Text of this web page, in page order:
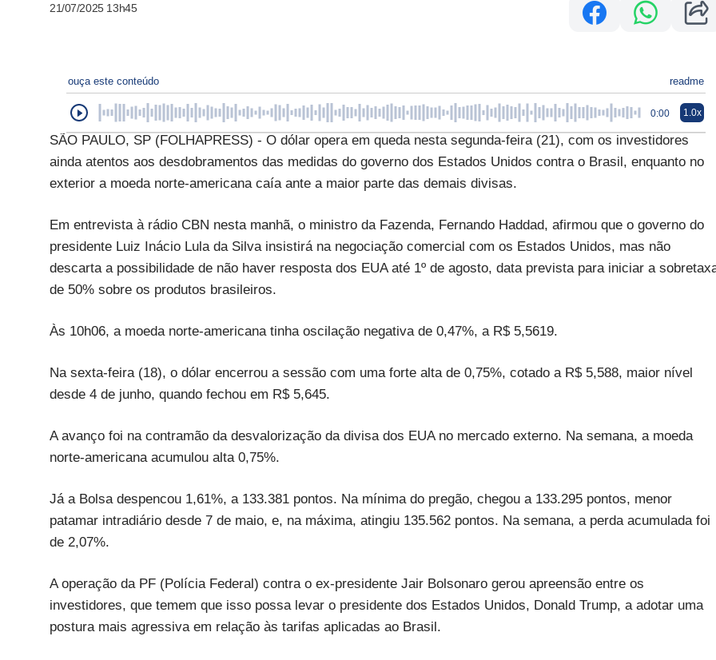
21/07/2025 13h45
ouça este conteúdo readme
0:00 1.0x
SÃO PAULO, SP (FOLHAPRESS) - O dólar opera em queda nesta segunda-feira (21), com os investidores
ainda atentos aos desdobramentos das medidas do governo dos Estados Unidos contra o Brasil, enquanto no
exterior a moeda norte-americana caía ante a maior parte das demais divisas.
Em entrevista à rádio CBN nesta manhã, o ministro da Fazenda, Fernando Haddad, afirmou que o governo do
presidente Luiz Inácio Lula da Silva insistirá na negociação comercial com os Estados Unidos, mas não
descarta a possibilidade de não haver resposta dos EUA até 1º de agosto, data prevista para iniciar a
de 50% sobre os produtos brasileiros.
Às 10h06, a moeda norte-americana tinha oscilação negativa de 0,47%, a R$ 5,5619.
Na sexta-feira (18), o dólar encerrou a sessão com uma forte alta de 0,75%, cotado a R$ 5,588, maior nível
desde 4 de junho, quando fechou em R$ 5,645.
A avanço foi na contramão da desvalorização da divisa dos EUA no mercado externo. Na semana, a moeda
norte-americana acumulou alta 0,75%.
Já a Bolsa despencou 1,61%, a 133.381 pontos. Na mínima do pregão, chegou a 133.295 pontos, menor
patamar intradiário desde 7 de maio, e, na máxima, atingiu 135.562 pontos. Na semana, a perda acumulada foi
de 2,07%.
A operação da PF (Polícia Federal) contra o ex-presidente Jair Bolsonaro gerou apreensão entre os
investidores, que temem que isso possa levar o presidente dos Estados Unidos, Donald Trump, a adotar uma
postura mais agressiva em relação às tarifas aplicadas ao Brasil.